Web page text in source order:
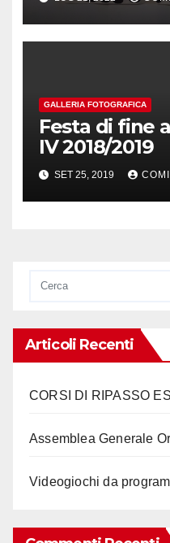
GALLERIA FOTOGRAFICA
Festa di fine
IV 2018/2019
SET 25, 2019
Articoli Recenti
CORSI DI RIPASSO
Assemblea Generale
Videogiochi da